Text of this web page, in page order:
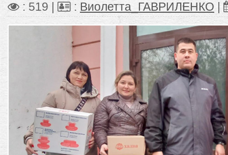
: 519 | : Виолетта_ГАВРИЛЕНКО